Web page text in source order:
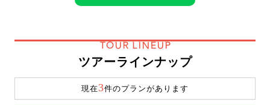
TOUR LINEUP
ツアーラインナップ
現在3件のプランがあります